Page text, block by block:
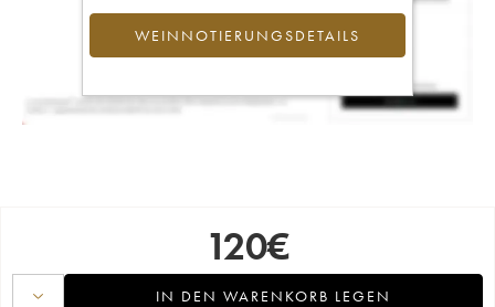
WEINNOTIERUNGSDETAILS
120€
IN DEN WARENKORB LEGEN